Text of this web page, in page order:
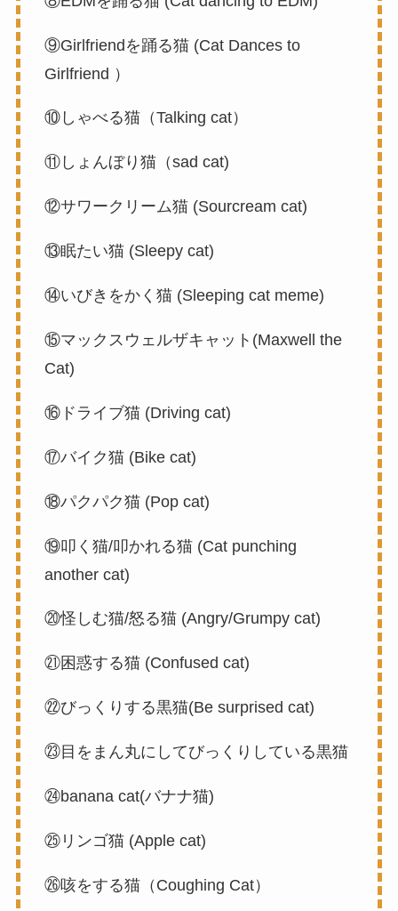
⑨Girlfriendを踊る猫 (Cat Dances to
Girlfriend ）
⑩しゃべる猫（Talking cat）
⑪しょんぼり猫（sad cat)
⑫サワークリーム猫 (Sourcream cat)
⑬眠たい猫 (Sleepy cat)
⑭いびきをかく猫 (Sleeping cat meme)
⑮マックスウェルザキャット(Maxwell the
Cat)
⑯ドライブ猫 (Driving cat)
⑰バイク猫 (Bike cat)
⑱パクパク猫 (Pop cat)
⑲叩く猫/叩かれる猫 (Cat punching
another cat)
⑳怪しむ猫/怒る猫 (Angry/Grumpy cat)
㉑困惑する猫 (Confused cat)
㉒びっくりする黒猫(Be surprised cat)
㉓目をまん丸にしてびっくりしている黒猫
㉔banana cat(バナナ猫)
㉕リンゴ猫 (Apple cat)
㉖咳をする猫（Coughing Cat）